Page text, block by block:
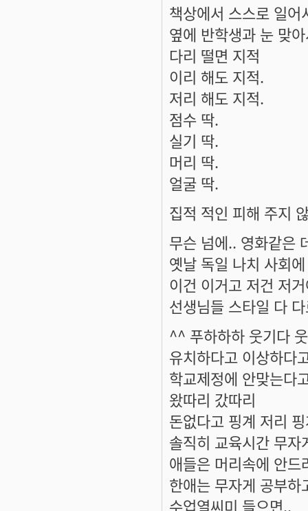
책상에서 스스로 일
옆에 반학생과 눈 맞
다리 떨면 지적
이리 해도 지적.
저리 해도 지적.
점수 딱.
실기 딱.
머리 딱.
얼굴 딱.
집적 적인 피해 주지
무슨 넘에.. 영화같은
옛날 독일 나치 사회
이건 이거고 저건 저
선생님들 스타일 다
^^ 푸하하하 웃기다
유치하다고 이상하다
학교제정에 안맞는다
왔따리 갔따리
돈없다고 핑계 저리
솔직히 교육시간 무자
애들은 머리속에 안드
한애는 무자게 공부하
수업열씨미 들으면..